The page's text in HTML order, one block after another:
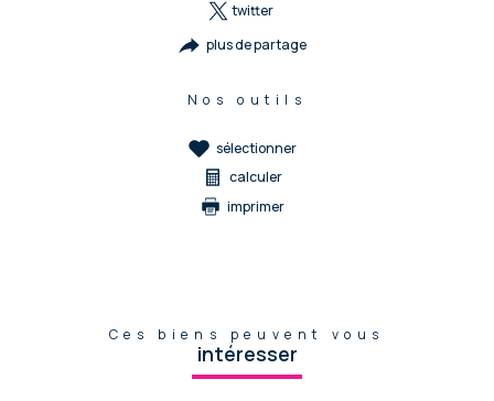
twitter
plus de partage
Nos outils
sélectionner
calculer
imprimer
Ces biens peuvent vous
intéresser